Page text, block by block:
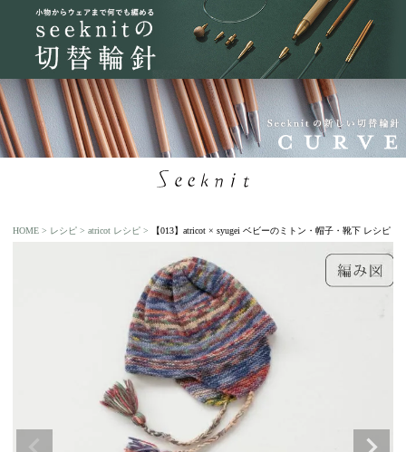
HOME レシピ atricot レシピ 【013】atricot × syugei ベビーのミトン・帽子・靴下 レシピ